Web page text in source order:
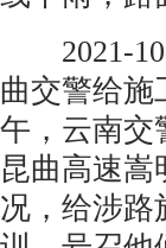
2021-10-
曲交警给施
午，云南交
昆曲高速
况，给涉路